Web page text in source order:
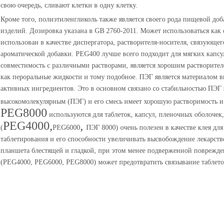
свою очередь, сливают клетки в одну клетку.
Кроме того, полиэтиленгликоль также является своего рода пищевой
изделий. Дозировка указана в GB 2760-2011. Может использоваться
использован в качестве диспергатора, растворителя-носителя,
ароматической добавки. PEG400 лучше всего подходит для мягких
совместимость с различными растворами, является хорошим
как пероральные жидкости и тому подобное. ПЭГ является материалом
активных ингредиентов. Это в основном связано со стабильностью
высокомолекулярным (ПЭГ) и его смесь имеет хорошую растворимость
PEG8000 используются для таблеток, капсул, пленочных
(PEG4000,PEG6000, ПЭГ 8000) очень полезен в качестве клея
таблетирования и его способности увеличивать высвобождение
планшета блестящей и гладкой, при этом менее подверженной
(PEG4000, PEG6000, PEG8000) может предотвратить связывание